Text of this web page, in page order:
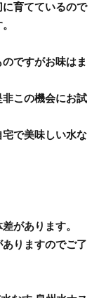
育てているので
ですがお味はま
この機会にお試
で美味しい水な
があります。
りますのでご了